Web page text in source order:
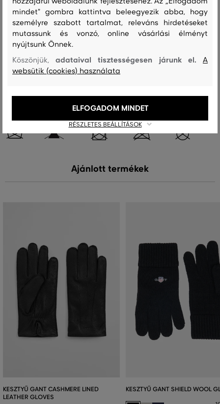
100 %
bélésanyag
KASMÍR
95 %
GYAPJÚ
5 %
MOSÁS FEHÉRÍTÉS SZÁRÍTÁS VASALÁS TISZTÍTÁS
Ajánlott termékek
KESZTYŰ GANT CASHMERE LINED
LEATHER GLOVES
KESZTYŰ GANT SHIELD WOOL
mindet" gombra kattintva beleegyezik abba, hogy
személyre szabott tartalmat, releváns hirdetéseket
mutassunk és vonzó, online vásárlási élményt
nyújtsunk Önnek.
Köszönjük,adataival tisztességesen járunk el.A
websütik (cookies) használata
RÉSZLETES BEÁLLÍTÁSOK
ELFOGADOM MINDET